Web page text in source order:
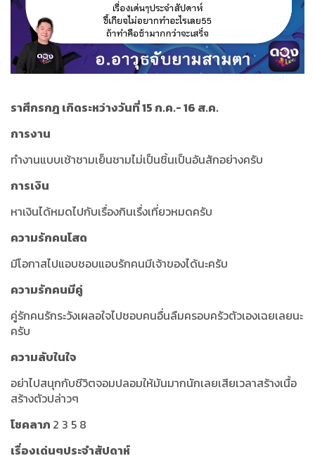
ราศีกรกฎ เกิดระหว่างวันที่ 15 ก.ค.- 16 ส.ค.
การงาน
ทำงานแบบเช้าชามเย็นชามไม่เป็นชิ้นเป็นอันสักอย่างครับ
การเงิน
หาเงินได้หมดไปกับเรื่องกินเรื่งเที่ยวหมดครับ
ความรักคนโสด
มีโอกาสไปแอบชอบแอบรักคนมีเจ้าของได้นะครับ
ความรักคนมีคู่
คู่รักคนรักระวังเผลอใจไปชอบคนอื่นลืมครอบครัวตัวเองเฉยเลยนะ
ครับ
ความลับในใจ
อย่าไปสนุกกับชีวิตจอมปลอมให้มันมากนักเลยเสียเวลาสร้างเนื้อ
สร้างตัวปล่าวๆ
โชคลาภ 2 3 5 8
เรื่องเด่นๆประจำสัปดาห์